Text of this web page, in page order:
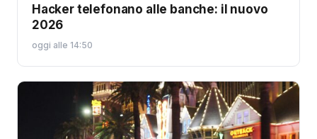
Hacker telefonano alle banche: il nuovo
2026
oggi alle 14:50